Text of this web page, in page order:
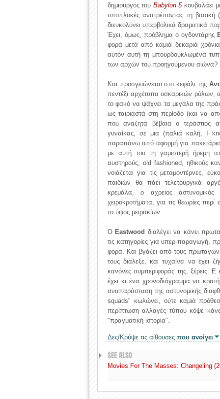
δημιουργός του Babylon 5κουβαλάει
υποπλοκές ανατρέποντας τη βασική
διευκολύνει υπερβολικά δραματικά
Έχει, όμως, πρόβλημα ο ογδοντάρης
φορά μετά από καμιά δεκαριά
αυτόν αυτή τη μπουρδουκλωμένα
των αρχών του προηγούμενου αιώνα?
Και προσγειώνεται στο κεφάλι της
πεντέξι αρχέτυπα οσκαρικών ρόλων,
το φακό να ψάχνει τα μεγάλα της
ως ταιριαστά στη περίοδο (και να
που αναζητά βέβαια ο τεράστιος
γυναίκας, σε μια (παλιά καλή, I
παραπάνω από αφορμή για
με αυτή του τη γαμιστερή ήρεμη
αυστηρούς, old fashioned, ηθικούς
νοιάζεται για τις μεταμοντέρνες,
παιδιών θα πάει τελετουργικά
κρεμάλα, ο αχρείος
χειροκροτήματα, για τις θεωρίες
το ύψος μειρακίων.
Ο Eastwood διαλέγει να κάνει
τις κατηγορίες για υπερ-παραγωγή,
φορά. Και βγάζει από τους
τους διάλεξε, και τυχαίνει να έχει
κανόνες συμπεριφοράς της, ξέρεις. Ε
έχει κι ένα χρονοδιάγραμμα να
αναπαράσταση της αστυνομικής
squads" κωλώνει, ούτε καμιά
περίπτωση αλλαγές τύπου κόψε
"πραγματική ιστορία".
Δες/Κρύψε τις αίθουσες που ανοίγει
SEE ALSO
Movies For The Masses: Changeling